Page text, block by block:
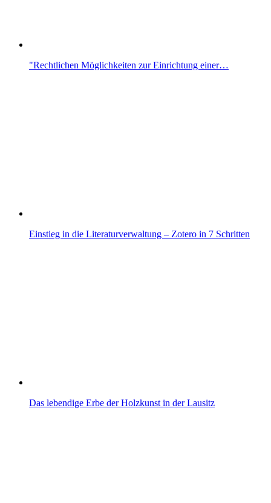
"Rechtlichen Möglichkeiten zur Einrichtung einer…
Einstieg in die Literaturverwaltung – Zotero in 7 Schritten
Das lebendige Erbe der Holzkunst in der Lausitz